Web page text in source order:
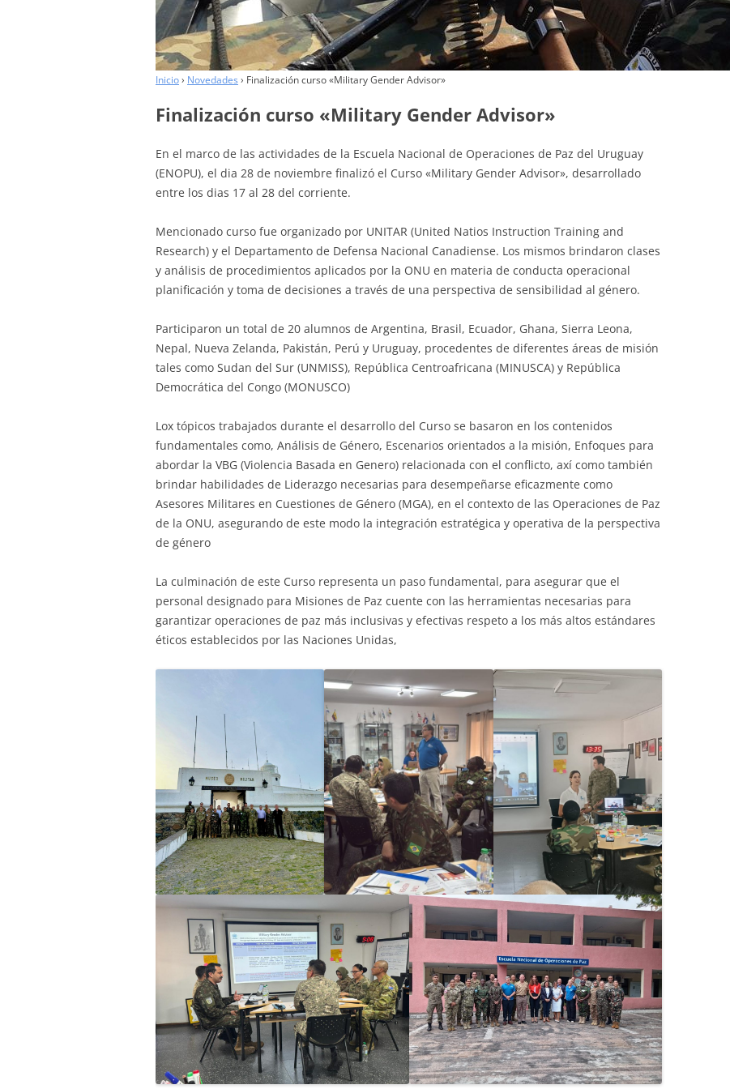
COLABORADORES
OFICIALES DE POLICÍA
CONTINGENTES
Inicio › Novedades › Finalización curso «Military Gender Advisor»
Finalización curso «Military Gender Advisor»
En el marco de las actividades de la Escuela Nacional de Operaciones de Paz del Uruguay
(ENOPU), el dia 28 de noviembre finalizó el Curso «Military Gender Advisor», desarrollado
entre los dias 17 al 28 del corriente.
Mencionado curso fue organizado por UNITAR (United Natios Instruction Training and
Research) y el Departamento de Defensa Nacional Canadiense. Los mismos brindaron clases
y análisis de procedimientos aplicados por la ONU en materia de conducta operacional
planificación y toma de decisiones a través de una perspectiva de sensibilidad al género.
Participaron un total de 20 alumnos de Argentina, Brasil, Ecuador, Ghana, Sierra Leona,
Nepal, Nueva Zelanda, Pakistán, Perú y Uruguay, procedentes de diferentes áreas de misión
tales como Sudan del Sur (UNMISS), República Centroafricana (MINUSCA) y República
Democrática del Congo (MONUSCO)
Lox tópicos trabajados durante el desarrollo del Curso se basaron en los contenidos
fundamentales como, Análisis de Género, Escenarios orientados a la misión, Enfoques para
abordar la VBG (Violencia Basada en Genero) relacionada con el conflicto, axí como también
brindar habilidades de Liderazgo necesarias para desempeñarse eficazmente como
Asesores Militares en Cuestiones de Género (MGA), en el contexto de las Operaciones de Paz
de la ONU, asegurando de este modo la integración estratégica y operativa de la perspectiva
de género
La culminación de este Curso representa un paso fundamental, para asegurar que el
personal designado para Misiones de Paz cuente con las herramientas necesarias para
garantizar operaciones de paz más inclusivas y efectivas respeto a los más altos estándares
éticos establecidos por las Naciones Unidas,